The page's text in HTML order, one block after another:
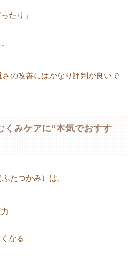
たり」
の改善にはかなり評判が良いで
くみケアに“本気でおすす
たつかみ）は、
なる